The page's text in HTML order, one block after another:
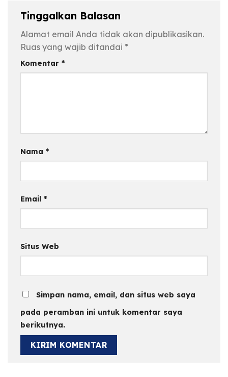
Tinggalkan Balasan
Alamat email Anda tidak akan dipublikasikan.
Ruas yang wajib ditandai *
Komentar *
Nama *
Email *
Situs Web
Simpan nama, email, dan situs web saya
pada peramban ini untuk komentar saya
berikutnya.